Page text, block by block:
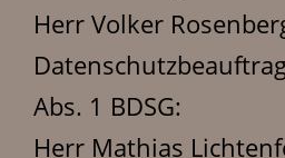
Herr Volker
Abs. 1 BDSG:
Herr Mathias